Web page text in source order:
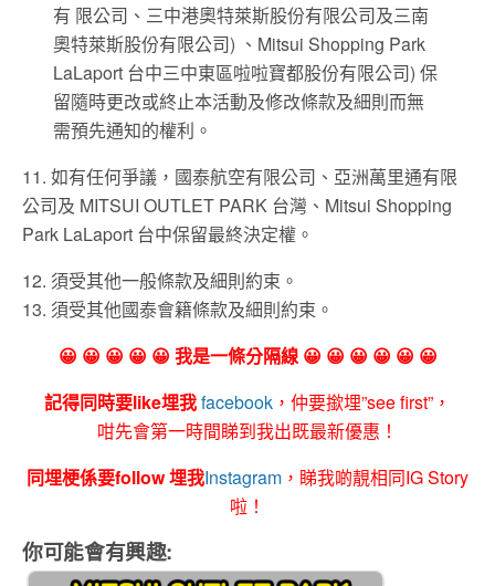
有 限公司、三中港奧特萊斯股份有限公司及三南
奧特萊斯股份有限公司) 、Mitsui Shopping Park
LaLaport 台中三中東區啦啦寶都股份有限公司) 保
留隨時更改或終止本活動及修改條款及細則而無
需預先通知的權利。
11. 如有任何爭議，國泰航空有限公司、亞洲萬里通有限
公司及 MITSUI OUTLET PARK 台灣、Mitsui Shopping
Park LaLaport 台中保留最終決定權。
12. 須受其他一般條款及細則約束。
13. 須受其他國泰會籍條款及細則約束。
😀 😀 😀 😀 😀 我是一條分隔線 😀 😀 😀 😀 😀 😀
記得同時要like埋我facebook ，仲要撳埋”see first”，
咁先會第一時間睇到我出既最新優惠！
同埋梗係要follow 埋我Instagram ，睇我啲靚相同IG Story
啦！
你可能會有興趣: